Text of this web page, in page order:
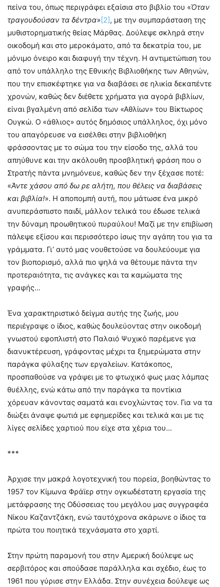
πείνα του, όπως περιγράφει εξαίσια στο βιβλίο του «Όταν
τραγουδούσαν τα δέντρα» [2], με την συμπαράσταση της
μυθιστορηματικής θείας Μάρθας. Δούλεψε σκληρά στην
οικοδομή και στο μεροκάματο, από τα δεκατρία του, με
μόνιμο όνειρο και διαφυγή την τέχνη. Η αντιμετώπιση του
από τον υπάλληλο της Εθνικής Βιβλιοθήκης των Αθηνών,
που την επισκέφτηκε για να διαβάσει σε ηλικία δεκαπέντε
χρονών, καθώς δεν διέθετε χρήματα για αγορά βιβλίων,
είναι βγαλμένη από σελίδα των «Αθλίων» του Βίκτωρος
Ουγκώ. Ο «άθλιος» αυτός δημόσιος υπάλληλος, όχι μόνο
του απαγόρευσε να εισέλθει στην βιβλιοθήκη
φράσσοντας με το σώμα του την είσοδο της, αλλά του
απηύθυνε και την ακόλουθη προσβλητική φράση που ο
Στρατής πάντα μνημόνευε, καθώς δεν την ξέχασε ποτέ:
«Άντε χάσου από δω ρε αλήτη, που θέλεις να διαβάσεις
και βιβλία!». Η αποπομπή αυτή, που μάτωσε ένα μικρό
ανυπεράσπιστο παιδί, μάλλον τελικά του έδωσε τελικά
την δύναμη προωθητικού πυραύλου! Μαζί με την επιβίωση
πάλεψε εξίσου και περισσότερο ίσως την αγάπη του για τα
γράμματα. Γι’ αυτό μας νουθετούσε να δουλεύουμε για
τον βιοπορισμό, αλλά πιο ψηλά να θέτουμε πάντα την
προτεραιότητα, τις ανάγκες και τα καμώματα της
γραφής…
Ένα χαρακτηριστικό δείγμα αυτής της ζωής, μου
περιέγραψε ο ίδιος, καθώς δουλεύοντας στην οικοδομή
γνωστού εφοπλιστή στο Παλαιό Ψυχικό παρέμενε για
διανυκτέρευση, γράφοντας μέχρι τα ξημερώματα στην
παράγκα φύλαξης των εργαλείων. Κατάκοπος,
προσπαθούσε να γράψει με το φτωχικό φως μιας λάμπας
θυέλλης, ενώ κάτω από την παράγκα τα ποντίκια
χόρευαν κάνοντας σαματά και ενοχλώντας τον. Για να τα
διώξει άναψε φωτιά με εφημερίδες και τελικά και με τις
λίγες σελίδες χαρτιού που είχε στα χέρια του…
***
Άρχισε την μακρά λογοτεχνική του πορεία, βοηθώντας το
1957 τον Κίμωνα Φράϊερ στην ογκωδέστατη εργασία της
μετάφρασης της Οδύσσειας του μεγάλου μας συγγραφέα
Νίκου Καζαντζάκη, ενώ ταυτόχρονα σκάρωνε ο ίδιος τα
πρώτα του ποιητικά τεχνάσματα στο χαρτί.
Στην πρώτη παραμονή του στην Αμερική δούλεψε ως
σερβιτόρος και σπούδασε παράλληλα και σχέδιο, έως το
1961 που γύρισε στην Ελλάδα. Στην συνέχεια δούλεψε ως